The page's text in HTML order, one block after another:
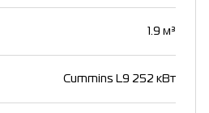
1.9 м³
Cummins L9 252 кВт